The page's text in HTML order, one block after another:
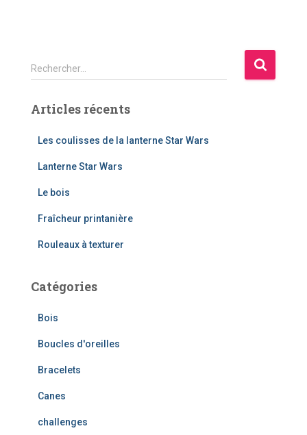
R
e
h
Rechercher…
Articles récents
Les coulisses de la lanterne Star Wars
Lanterne Star Wars
Le bois
Fraîcheur printanière
Rouleaux à texturer
Catégories
Bois
Boucles d'oreilles
Bracelets
Canes
challenges